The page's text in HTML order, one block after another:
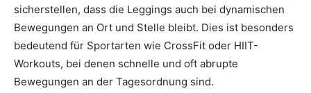
sicherstellen, dass die Leggings auch bei dynamischen
Bewegungen an Ort und Stelle bleibt. Dies ist besonders
bedeutend für Sportarten wie CrossFit oder HIIT-
Workouts, bei denen schnelle und oft abrupte
Bewegungen an der Tagesordnung sind.